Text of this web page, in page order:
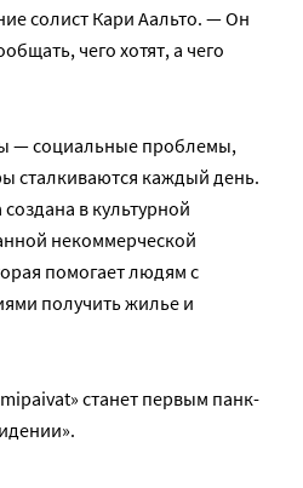
солист Кари Аальто. — Он
чего хотят, а чего
— социальные проблемы,
сталкиваются каждый день.
в культурной
некоммерческой
помогает людям с
получить жилье и
станет первым панк-